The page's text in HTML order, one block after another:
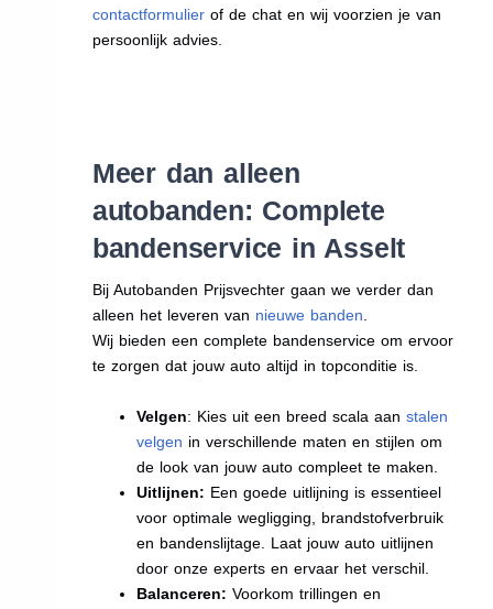
contactformulierof de chat en wij voorzien je van
persoonlijk advies.
Meer dan alleen
autobanden: Complete
bandenservice in Asselt
Bij Autobanden Prijsvechter gaan we verder dan
alleen het leveren van nieuwe banden.
Wij bieden een complete bandenservice om ervoor
te zorgen dat jouw auto altijd in topconditie is.
Velgen: Kies uit een breed scala aan stalen
velgen in verschillende maten en stijlen om
de look van jouw auto compleet te maken.
Uitlijnen: Een goede uitlijning is essentieel
voor optimale wegligging, brandstofverbruik
en bandenslijtage. Laat jouw auto uitlijnen
door onze experts en ervaar het verschil.
Balanceren: Voorkom trillingen en